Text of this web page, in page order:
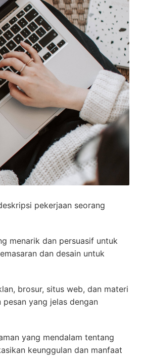
pekerjaan seorang
menarik dan persuasif untuk
dan desain untuk
brosur, situs web, dan materi
yang jelas dengan
yang mendalam tentang
keunggulan dan manfaat